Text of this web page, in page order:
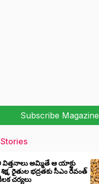
Subscribe Magazine
విత్తనాలు అమ్మితే ఆ యాక్టు
రైతుల భద్రతకు సీఎం రేవంత్
చర్యలు